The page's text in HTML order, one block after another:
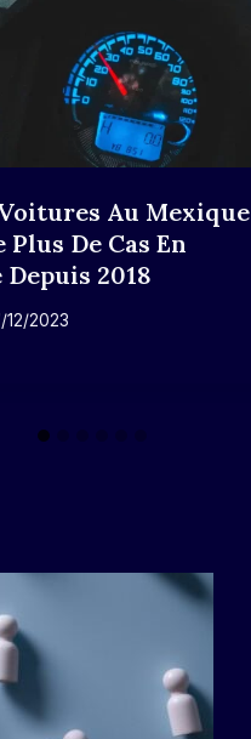
Au Mexique
Plus De Cas En
2018
12/2023